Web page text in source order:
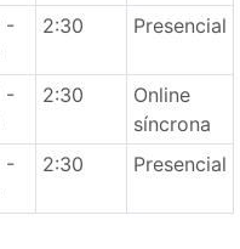
-
2:30 Presencial
-
2:30
Online
síncrona
-
2:30 Presencial